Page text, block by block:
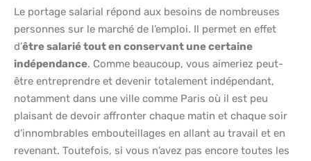
Le portage salarial répond aux besoins de nombreuses
personnes sur le marché de l’emploi. Il permet en effet
d’être salarié tout en conservant une certaine
indépendance. Comme beaucoup, vous aimeriez peut-
être entreprendre et devenir totalement indépendant,
notamment dans une ville comme Paris où il est peu
plaisant de devoir affronter chaque matin et chaque soir
d’innombrables embouteillages en allant au travail et en
revenant. Toutefois, si vous n’avez pas encore toutes les